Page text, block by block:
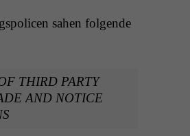
sahen fol­gende
THIRD PARTY
AND NOTICE